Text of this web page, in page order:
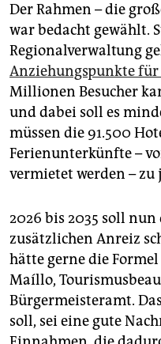
Der Rahmen – die
war bedacht gewählt.
Regionalverwaltung
Anziehungspunkte für
Millionen Besucher
und dabei soll es
müssen die 91.500
Ferienunterkünfte –
vermietet werden – zu
2026 bis 2035 soll nun
zusätzlichen Anreiz
hätte gerne die
Maíllo,
Bürgermeisteramt.
soll, sei eine gute